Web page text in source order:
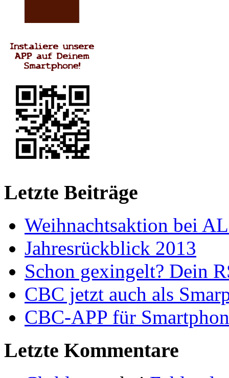
Letzte Beiträge
Weihnachtsaktion bei
Jahresrückblick 2013
Schon gexingelt? Dein
CBC jetzt auch als
CBC-APP für
Letzte Kommentare